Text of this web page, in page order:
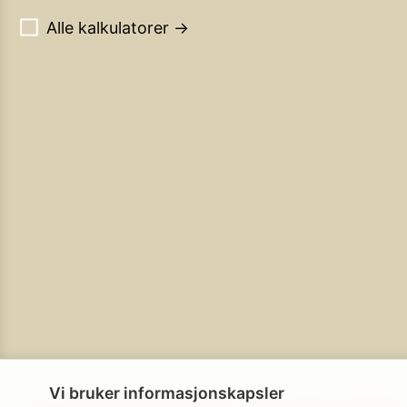
Alle kalkulatorer →
PersonvernBrukerbetingelserCookie-policyCookie-innstillinger
Vi bruker informasjonskapsler